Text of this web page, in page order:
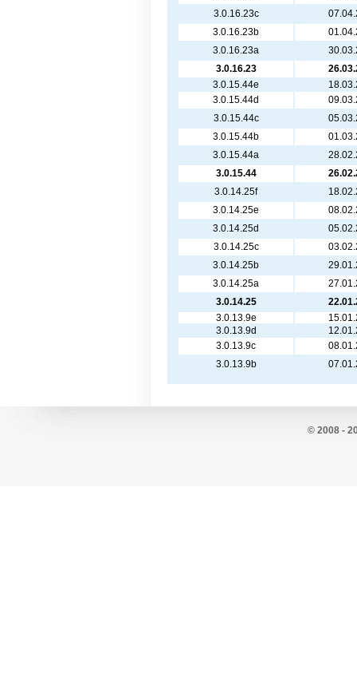
3.0.16.23c
3.0.16.23b
3.0.16.23a
3.0.16.23
3.0.15.44e
3.0.15.44d
3.0.15.44c
3.0.15.44b
3.0.15.44a
3.0.15.44
3.0.14.25f
3.0.14.25e
3.0.14.25d
3.0.14.25c
3.0.14.25b
3.0.14.25a
3.0.14.25
3.0.13.9e
3.0.13.9d
3.0.13.9c
3.0.13.9b
© 2008 -